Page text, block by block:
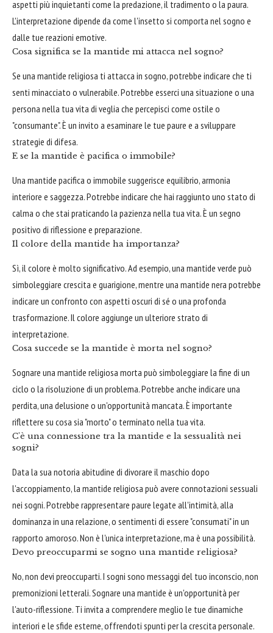
aspetti più inquietanti come la predazione, il tradimento o la paura.
L'interpretazione dipende da come l'insetto si comporta nel sogno e
dalle tue reazioni emotive.
Cosa significa se la mantide mi attacca nel sogno?
Se una mantide religiosa ti attacca in sogno, potrebbe indicare che ti
senti minacciato o vulnerabile. Potrebbe esserci una situazione o una
persona nella tua vita di veglia che percepisci come ostile o
"consumante". È un invito a esaminare le tue paure e a sviluppare
strategie di difesa.
E se la mantide è pacifica o immobile?
Una mantide pacifica o immobile suggerisce equilibrio, armonia
interiore e saggezza. Potrebbe indicare che hai raggiunto uno stato di
calma o che stai praticando la pazienza nella tua vita. È un segno
positivo di riflessione e preparazione.
Il colore della mantide ha importanza?
Sì, il colore è molto significativo. Ad esempio, una mantide verde può
simboleggiare crescita e guarigione, mentre una mantide nera potrebbe
indicare un confronto con aspetti oscuri di sé o una profonda
trasformazione. Il colore aggiunge un ulteriore strato di
interpretazione.
Cosa succede se la mantide è morta nel sogno?
Sognare una mantide religiosa morta può simboleggiare la fine di un
ciclo o la risoluzione di un problema. Potrebbe anche indicare una
perdita, una delusione o un'opportunità mancata. È importante
riflettere su cosa sia "morto" o terminato nella tua vita.
C'è una connessione tra la mantide e la sessualità nei
sogni?
Data la sua notoria abitudine di divorare il maschio dopo
l'accoppiamento, la mantide religiosa può avere connotazioni sessuali
nei sogni. Potrebbe rappresentare paure legate all'intimità, alla
dominanza in una relazione, o sentimenti di essere "consumati" in un
rapporto amoroso. Non è l'unica interpretazione, ma è una possibilità.
Devo preoccuparmi se sogno una mantide religiosa?
No, non devi preoccuparti. I sogni sono messaggi del tuo inconscio, non
premonizioni letterali. Sognare una mantide è un'opportunità per
l'auto-riflessione. Ti invita a comprendere meglio le tue dinamiche
interiori e le sfide esterne, offrendoti spunti per la crescita personale.